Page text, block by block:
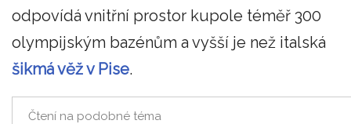
odpovídá vnitřní prostor kupole téměř 300
olympijským bazénům a vyšší je než italská
šikmá věž v Pise.
Čtení na podobné téma